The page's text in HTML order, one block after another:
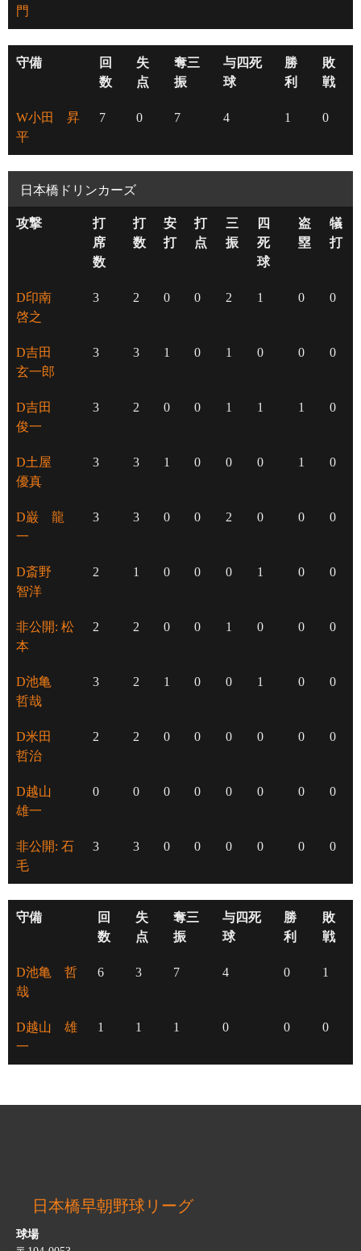
門
守備
回
数
失
点
奪三
振
与四死
球
勝
利
敗
戦
W小田 昇
平
7 0 7 4 1 0
日本橋ドリンカーズ
攻撃
打
席
数
打
数
安
打
打
点
三
振
四
死
球
盗
塁
犠
打
D印南
啓之
3 2 0 0 2 1 0 0
D吉田
玄一郎
3 3 1 0 1 0 0 0
D吉田
俊一
3 2 0 0 1 1 1 0
D土屋
優真
3 3 1 0 0 0 1 0
D巌 龍
一
3 3 0 0 2 0 0 0
D斎野
智洋
2 1 0 0 0 1 0 0
非公開: 松
本
2 2 0 0 1 0 0 0
D池亀
哲哉
3 2 1 0 0 1 0 0
D米田
哲治
2 2 0 0 0 0 0 0
D越山
雄一
0 0 0 0 0 0 0 0
非公開: 石
毛
3 3 0 0 0 0 0 0
守備
回
数
失
点
奪三
振
与四死
球
勝
利
敗
戦
D池亀 哲
哉
6 3 7 4 0 1
D越山 雄
一
1 1 1 0 0 0
日本橋早朝野球リーグ
球場